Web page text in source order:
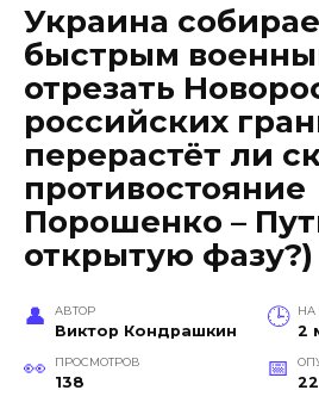
Украина
быстрым
отрезать
российских
перерастёт ли
противостояние
Порошенко –
открытую фазу?)
АВТОР
Виктор Кондрашкин
НА
2
ПРОСМОТРОВ
138